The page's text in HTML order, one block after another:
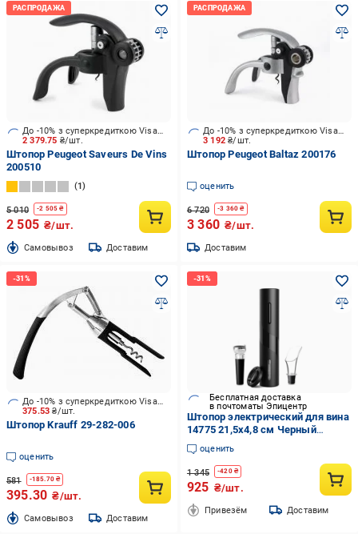
2 379.75 ₴/шт.
До -10% з суперкредиткою Visa Вигода
Штопор Peugeot Saveurs De Vins
200510
1
5 010 -2 505 ₴
2 505 ₴/шт.
Cамовывоз Доставим
3 192₴/шт.
До -10% з суперкредиткою Visa Вигода
Штопор Peugeot Baltaz 200176
оценить
6 720 -3 360 ₴
3 360 ₴/шт.
Доставим
375.53₴/шт.
До -10% з суперкредиткою Visa Вигода
Штопор Krauff 29-282-006
оценить
581 -185.70 ₴
395.30 ₴/шт.
Cамовывоз Доставим
Бесплатная доставка
в почтоматы Эпицентр
Штопор электрический для вина
14775 21,5х4,8 см Черный
(4993587)
оценить
1 345 -420₴
925 ₴/шт.
Привезём Доставим